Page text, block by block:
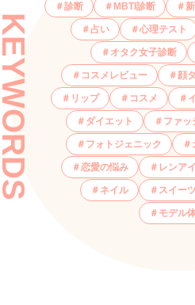
診断 MBTI診断
占い 心理テスト
オタク女子診断
コスメレビュー 顔
リップ コスメ
ダイエット ファッ
フォトジェニック
恋愛の悩み レンア
ネイル スイーツ
モデル